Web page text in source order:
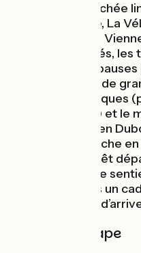
Dans sa chevauchée
Aixe-sur-Vienne, La
sur les bords de
cyclistes affamés,
très agréables
produits locaux de
quartiers historiques
de la boucherie) et le
porcelaine Adrien
voyage à vélo riche
véloroute, la forêt
(105 hectares de
plus prévoyants un
ombragé avant
Détail de l'étape